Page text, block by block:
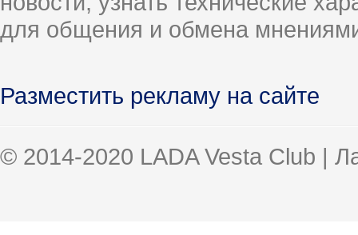
для общения и обмена
Разместить рекламу на сайте
© 2014-2020 LADA Vesta Club |